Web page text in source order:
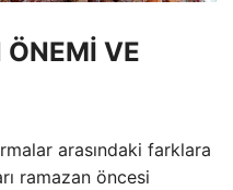
ÖNEMİ VE
arasındaki farklara
ramazan öncesi